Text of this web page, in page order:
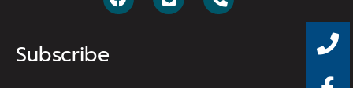
Subscribe